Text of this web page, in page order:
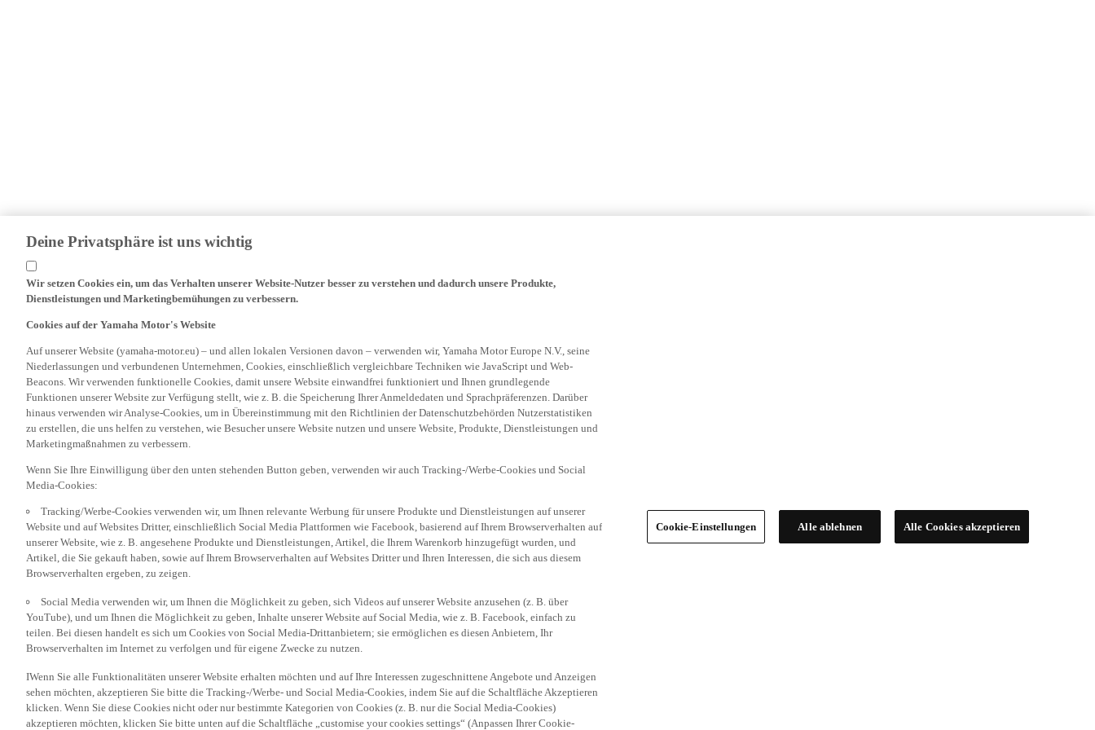
Deine Privatsphäre ist uns wichtig
Wir setzen Cookies ein, um das Verhalten unserer Website-Nutzer besser zu verstehen und dadurch unsere Produkte,
Dienstleistungen und Marketingbemühungen zu verbessern.
Cookies auf der Yamaha Motor's Website
Auf unserer Website (yamaha-motor.eu) – und allen lokalen Versionen davon – verwenden wir, Yamaha Motor Europe N.V., seine
Niederlassungen und verbundenen Unternehmen, Cookies, einschließlich vergleichbare Techniken wie JavaScript und Web-
Beacons. Wir verwenden funktionelle Cookies, damit unsere Website einwandfrei funktioniert und Ihnen grundlegende
Funktionen unserer Website zur Verfügung stellt, wie z. B. die Speicherung Ihrer Anmeldedaten und Sprachpräferenzen. Darüber
hinaus verwenden wir Analyse-Cookies, um in Übereinstimmung mit den Richtlinien der Datenschutzbehörden Nutzerstatistiken
zu erstellen, die uns helfen zu verstehen, wie Besucher unsere Website nutzen und unsere Website, Produkte, Dienstleistungen und
Marketingmaßnahmen zu verbessern.
Wenn Sie Ihre Einwilligung über den unten stehenden Button geben, verwenden wir auch Tracking-/Werbe-Cookies und Social
Media-Cookies:
Tracking/Werbe-Cookies verwenden wir, um Ihnen relevante Werbung für unsere Produkte und Dienstleistungen auf unserer
Website und auf Websites Dritter, einschließlich Social Media Plattformen wie Facebook, basierend auf Ihrem Browserverhalten auf
unserer Website, wie z. B. angesehene Produkte und Dienstleistungen, Artikel, die Ihrem Warenkorb hinzugefügt wurden, und
Artikel, die Sie gekauft haben, sowie auf Ihrem Browserverhalten auf Websites Dritter und Ihren Interessen, die sich aus diesem
Browserverhalten ergeben, zu zeigen.
Social Media verwenden wir, um Ihnen die Möglichkeit zu geben, sich Videos auf unserer Website anzusehen (z. B. über
YouTube), und um Ihnen die Möglichkeit zu geben, Inhalte unserer Website auf Social Media, wie z. B. Facebook, einfach zu
teilen. Bei diesen handelt es sich um Cookies von Social Media-Drittanbietern; sie ermöglichen es diesen Anbietern, Ihr
Browserverhalten im Internet zu verfolgen und für eigene Zwecke zu nutzen.
IWenn Sie alle Funktionalitäten unserer Website erhalten möchten und auf Ihre Interessen zugeschnittene Angebote und Anzeigen
sehen möchten, akzeptieren Sie bitte die Tracking-/Werbe- und Social Media-Cookies, indem Sie auf die Schaltfläche Akzeptieren
klicken. Wenn Sie diese Cookies nicht oder nur bestimmte Kategorien von Cookies (z. B. nur die Social Media-Cookies)
akzeptieren möchten, klicken Sie bitte unten auf die Schaltfläche „customise your cookies settings“ (Anpassen Ihrer Cookie-
Cookie-Einstellungen Alle ablehnen Alle Cookies akzeptieren